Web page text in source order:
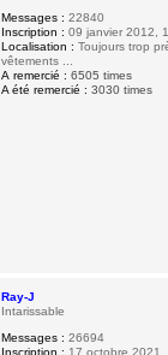
Messages : 22840
Inscription : 09 janvier 2012,
Localisation : Toujours trop
vêtements ...
A remercié : 6505 times
A été remercié : 3030 times
Ray-J
Intarissable
Messages : 26694